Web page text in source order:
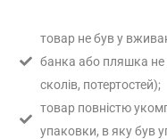
товар не був у
банка або пляшка не
сколів, потертостей);
товар повністю
упаковки, в яку був